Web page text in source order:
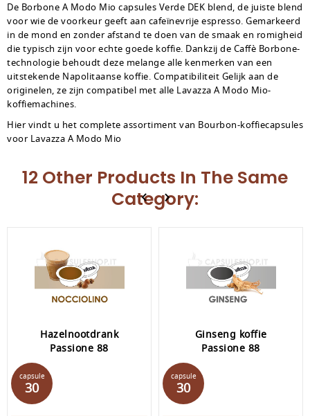
De Borbone A Modo Mio capsules Verde DEK blend, de juiste blend
voor wie de voorkeur geeft aan cafeïnevrije espresso. Gemarkeerd
in de mond en zonder afstand te doen van de smaak en romigheid
die typisch zijn voor echte goede koffie. Dankzij de Caffè Borbone-
technologie behoudt deze melange alle kenmerken van een
uitstekende Napolitaanse koffie. Compatibiliteit Gelijk aan de
originelen, ze zijn compatibel met alle Lavazza A Modo Mio-
koffiemachines.
Hier vindt u het complete assortiment van Bourbon-koffiecapsules
voor Lavazza A Modo Mio
12 Other Products In The Same
Category:
Hazelnootdrank
Passione 88
capsule
30
Ginseng koffie
Passione 88
capsule
30